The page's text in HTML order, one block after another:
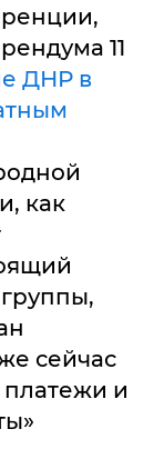
11
ДНР в
как
сейчас
и